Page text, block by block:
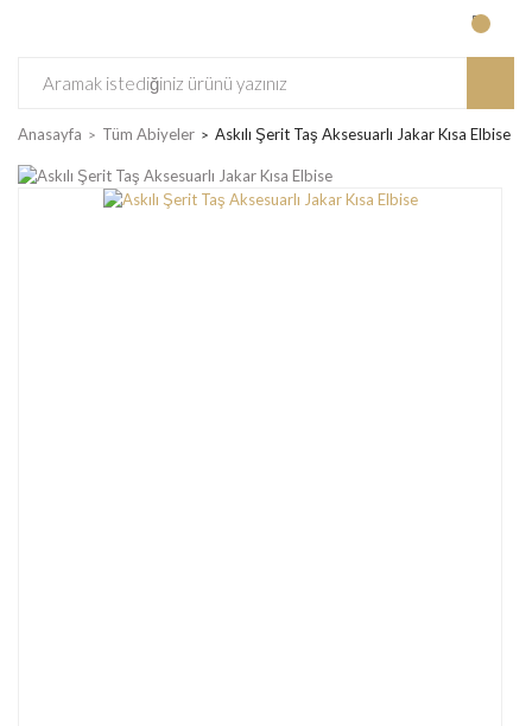
Anasayfa Tüm Abiyeler Askılı Şerit Taş Aksesuarlı Jakar Kısa Elbise